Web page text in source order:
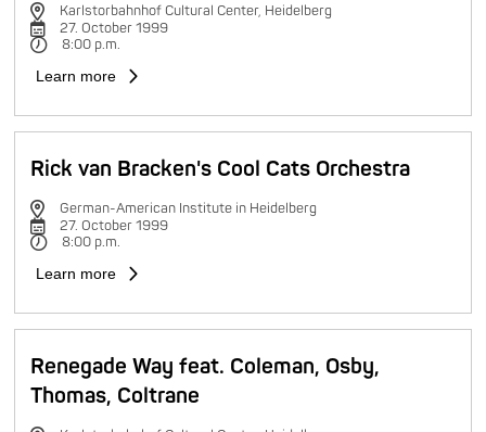
Karlstorbahnhof Cultural Center, Heidelberg
27. October 1999
8:00 p.m.
Learn more
Rick van Bracken's Cool Cats Orchestra
German-American Institute in Heidelberg
27. October 1999
8:00 p.m.
Learn more
Renegade Way feat. Coleman, Osby,
Thomas, Coltrane